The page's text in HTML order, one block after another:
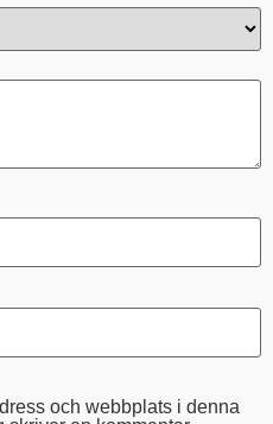
och webbplats i denna